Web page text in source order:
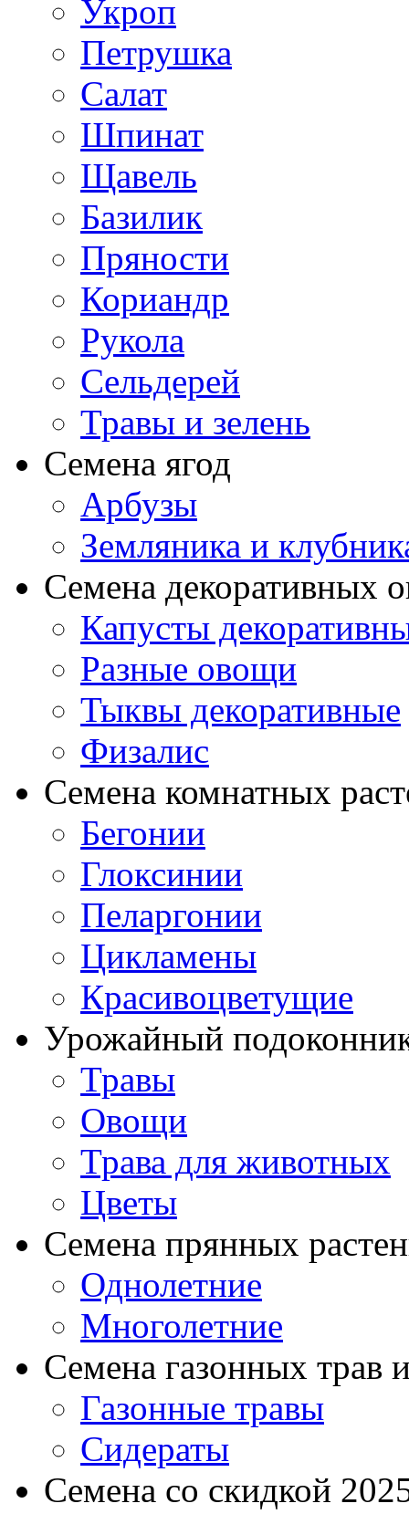
Укроп
Петрушка
Салат
Шпинат
Щавель
Базилик
Пряности
Кориандр
Рукола
Сельдерей
Травы и зелень
Семена ягод
Арбузы
Земляника и
Семена декоративных
Капусты
Разные овощи
Тыквы декоративные
Физалис
Семена комнатных
Бегонии
Глоксинии
Пеларгонии
Цикламены
Красивоцветущие
Урожайный
Травы
Овощи
Трава для животных
Цветы
Семена прянных
Однолетние
Многолетние
Семена газонных трав
Газонные травы
Сидераты
Семена со скидкой